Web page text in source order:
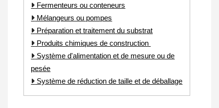
Fermenteurs ou conteneurs
Mélangeurs ou pompes
Préparation et traitement du substrat
Produits chimiques de construction
Système d'alimentation et de mesure ou de
pesée
Système de réduction de taille et de déballage